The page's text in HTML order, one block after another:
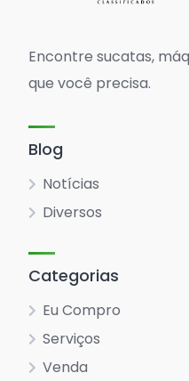
Encontre sucatas,
que você precisa.
Blog
Notícias
Diversos
Categorias
Eu Compro
Serviços
Venda